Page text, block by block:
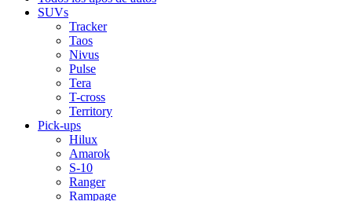
SUVs
Tracker
Taos
Nivus
Pulse
Tera
T-cross
Territory
Pick-ups
Hilux
Amarok
S-10
Ranger
Rampage